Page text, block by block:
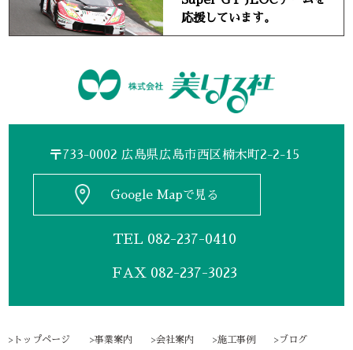
応援しています。
〒733-0002 広島県広島市西区楠木町2-2-15
Google Mapで見る
TEL 082-237-0410
FAX 082-237-3023
トップページ 事業案内 会社案内 施工事例 ブログ